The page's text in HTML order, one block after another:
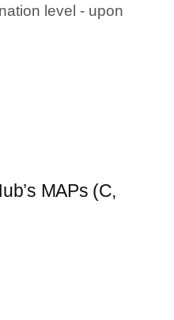
level - upon
MAPs (C,